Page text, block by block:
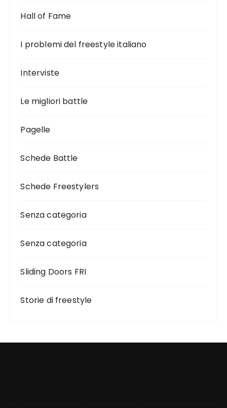
Hall of Fame
I problemi del freestyle italiano
Interviste
Le migliori battle
Pagelle
Schede Battle
Schede Freestylers
Senza categoria
Senza categoria
Sliding Doors FRI
Storie di freestyle